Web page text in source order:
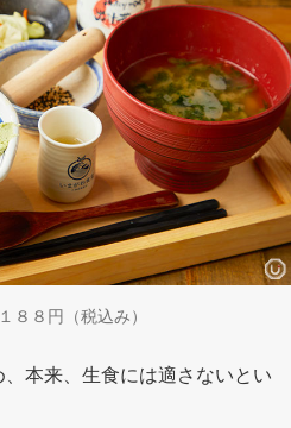
８８円（税込み）
本来、生食には適さないとい